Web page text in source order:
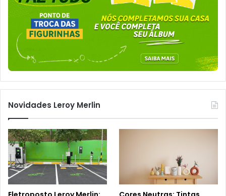
Novidades Leroy Merlin